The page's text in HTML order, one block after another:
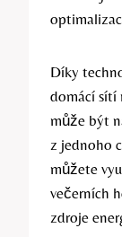
Díky
domácí sítí
může být
z jednoho
můžete
večerních
zdroje